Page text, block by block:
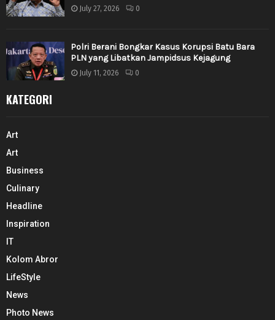
July 27, 2026 0
Polri Berani Bongkar Kasus Korupsi Batu Bara
PLN yang Libatkan Jampidsus Kejagung
July 11, 2026 0
KATEGORI
Art
Art
Business
Culinary
Headline
Inspiration
IT
Kolom Abror
LifeStyle
News
Photo News